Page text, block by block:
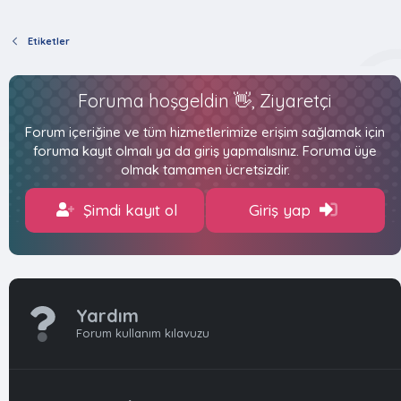
Etiketler
Foruma hoşgeldin 👋, Ziyaretçi
Forum içeriğine ve tüm hizmetlerimize erişim sağlamak için
foruma kayıt olmalı ya da giriş yapmalısınız. Foruma üye
olmak tamamen ücretsizdir.
Şimdi kayıt ol Giriş yap
Yardım
Forum kullanım kılavuzu